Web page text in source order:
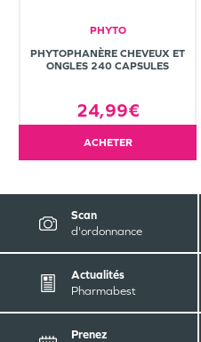
PHYTO
PHYTOPHANÈRE CHEVEUX ET
ONGLES 240 CAPSULES
24,99€
ACHETER
Scan
d'ordonnance
Actualités
Pharmabest
Prenez